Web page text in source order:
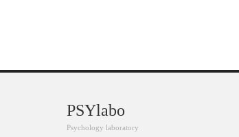
PSYlabo
Psychology laboratory